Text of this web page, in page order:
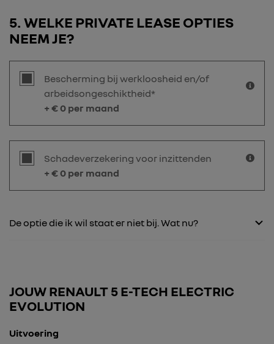
5 WELKE PRIVATE LEASE OPTIES
NEEM JE?
Bescherming bij werkloosheid en/of
arbeidsongeschiktheid*
+ €0 per maand
Schadeverzekering voor inzittenden
+ €0 per maand
De optie die ik wil staat er niet bij. Wat nu?
JOUW RENAULT 5 E-TECH ELECTRIC
EVOLUTION
Uitvoering